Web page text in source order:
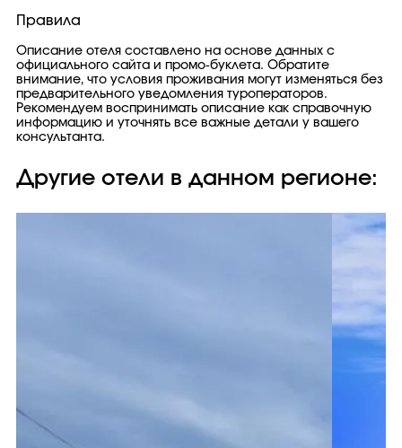
Правила
Описание отеля составлено на основе данных с
официального сайта и промо-буклета. Обратите
внимание, что условия проживания могут изменяться без
предварительного уведомления туроператоров.
Рекомендуем воспринимать описание как справочную
информацию и уточнять все важные детали у вашего
консультанта.
Другие отели в данном регионе: